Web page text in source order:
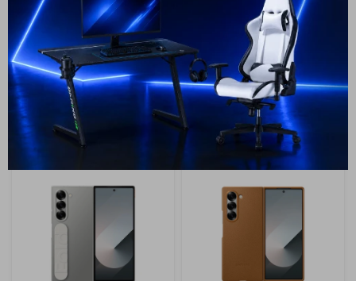
Grip Cover - White
USD 49 USD42
GARANTÍA: 5 DÍAS
ENVÍO A TODO EL PAÍS
USD USD
GARANTÍA: 5 DÍAS
ENVÍO A TODO EL PAÍS